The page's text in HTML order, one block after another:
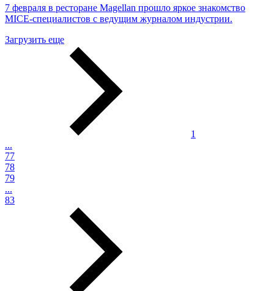
7 февраля в ресторане Magellan прошло яркое знакомство
MICE-специалистов с ведущим журналом индустрии.
Загрузить еще
1
...
77
78
79
...
83